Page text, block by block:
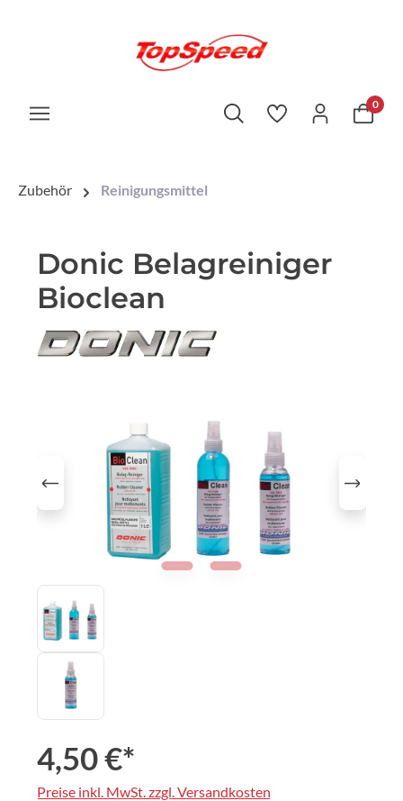
0
Zubehör Reinigungsmittel
Donic Belagreiniger
Bioclean
4,50 €*
Preise inkl. MwSt. zzgl. Versandkosten